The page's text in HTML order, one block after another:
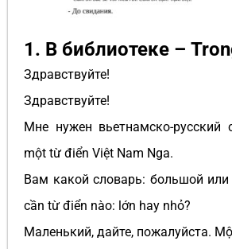
1. В библиотеке –
Здравствуйте!
Здравствуйте!
Мне нужен вьетнамско-русский
một từ điển Việt Nam Nga.
Вам какой словарь: большой или
cần từ điển nào: lớn hay nhỏ?
Маленький, дайте, пожалуйста.